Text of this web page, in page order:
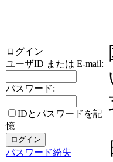
ログイン
ユーザID または E-mail:
パスワード:
IDとパスワードを記
憶
パスワード紛失